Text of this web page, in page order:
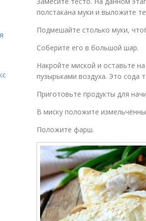
полстакана муки и выложите
Подмешайте столько муки,
Соберите его в большой шар.
Накройте миской и оставьте
пузырьками воздуха. Это сода
Приготовьте продукты для
В миску положите
Положите фарш.